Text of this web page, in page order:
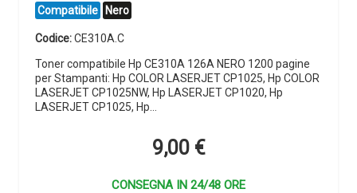
Compatibile Nero
Codice:CE310A.C
Toner compatibile Hp CE310A 126A NERO 1200 pagine
per Stampanti: Hp COLOR LASERJET CP1025, Hp COLOR
LASERJET CP1025NW, Hp LASERJET CP1020, Hp
LASERJET CP1025, Hp…
9,00 €
CONSEGNA IN 24/48 ORE